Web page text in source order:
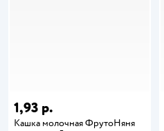
1,93 р.
Кашка молочная ФрутоНяня